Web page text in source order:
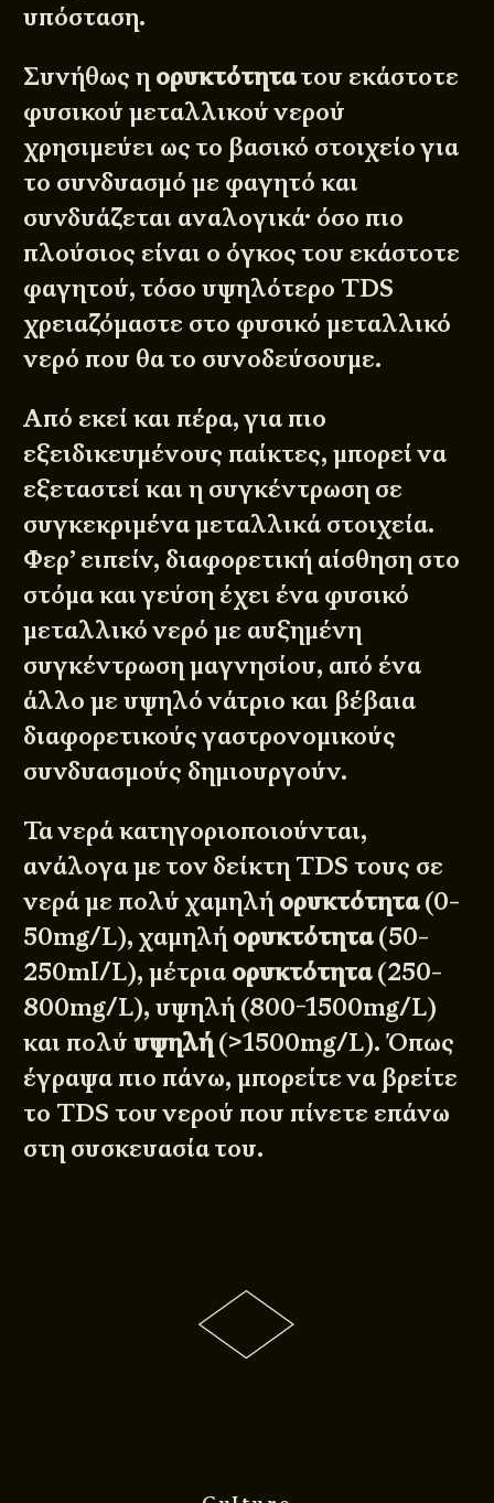
υπόσταση.
Συνήθως η ορυκτότητατου εκάστοτε
φυσικού μεταλλικού νερού
χρησιμεύει ως το βασικό στοιχείο για
το συνδυασμό με φαγητό και
συνδυάζεται αναλογικά· όσο πιο
πλούσιος είναι ο όγκος του εκάστοτε
φαγητού, τόσο υψηλότερο TDS
χρειαζόμαστε στο φυσικό μεταλλικό
νερό που θα το συνοδεύσουμε.
Από εκεί και πέρα, για πιο
εξειδικευμένους παίκτες, μπορεί να
εξεταστεί και η συγκέντρωση σε
συγκεκριμένα μεταλλικά στοιχεία.
Φερ’ ειπείν, διαφορετική αίσθηση στο
στόμα και γεύση έχει ένα φυσικό
μεταλλικό νερό με αυξημένη
συγκέντρωση μαγνησίου, από ένα
άλλο με υψηλό νάτριο και βέβαια
διαφορετικούς γαστρονομικούς
συνδυασμούς δημιουργούν.
Τα νερά κατηγοριοποιούνται,
ανάλογα με τον δείκτη TDS τους σε
νερά με πολύ χαμηλή ορυκτότητα(0-
50mg/L), χαμηλή ορυκτότητα(50-
250ml/L), μέτρια ορυκτότητα(250-
800mg/L), υψηλή (800-1500mg/L)
και πολύυψηλή (>1500mg/L). Όπως
έγραψα πιο πάνω, μπορείτε να βρείτε
το TDS του νερού που πίνετε επάνω
στη συσκευασία του.